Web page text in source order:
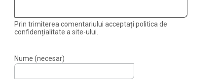
Prin trimiterea comentariului acceptați politica de
confidențialitate a site-ului.
Nume (necesar)